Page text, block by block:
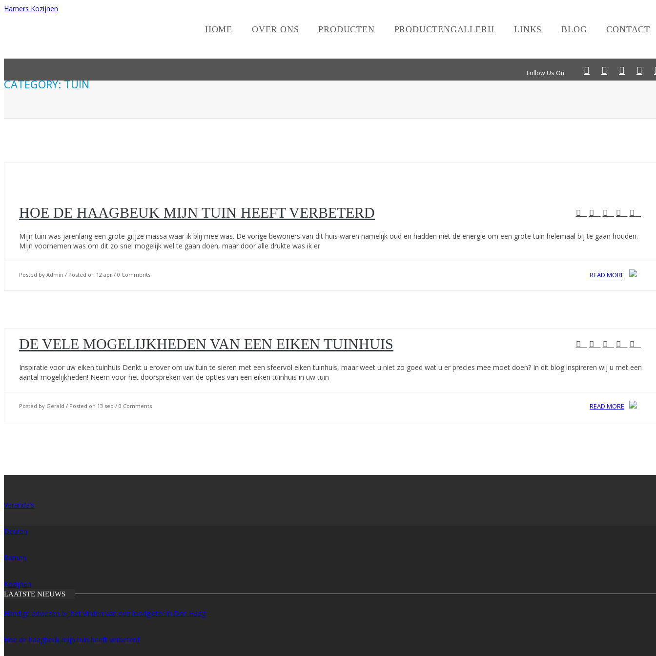
Hamers Kozijnen
HOME OVER ONS PRODUCTEN PRODUCTENGALLERIJ LINKS BLOG CONTACT
Follow Us On
CATEGORY: TUIN
HOE DE HAAGBEUK MIJN TUIN HEEFT VERBETERD
Mijn tuin was jarenlang een grote grijze massa waar ik blij mee was. De vorige bewoners van dit huis waren namelijk oud en hadden niet de energie om een grote tuin helemaal bij te gaan houden.
Mijn voornemen was om dit zo snel mogelijk wel te gaan doen, maar door alle drukte was ik er
Posted by Admin / Posted on 12 apr / 0 Comments READ MORE
DE VELE MOGELIJKHEDEN VAN EEN EIKEN TUINHUIS
Inspiratie voor uw eiken tuinhuis Denkt u erover om uw tuin te sieren met een sfeervol eiken tuinhuis, maar weet u niet zo goed wat u er precies mee moet doen? In dit blog inspireren wij u met een
aantal mogelijkheden! Neem voor het doorspreken van de opties van een eiken tuinhuis in uw tuin
Posted by Gerald / Posted on 13 sep / 0 Comments READ MORE
Veranda’s
Deuren
Ramen
Kozijnen
LAATSTE NIEUWS
Handige adviezen bij het vinden van een loodgieter in Den Haag
Hoe de haagbeuk mijn tuin heeft verbeterd